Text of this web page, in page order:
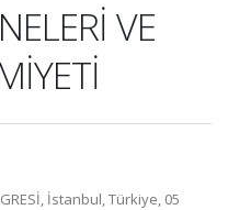
VE
İstanbul, Türkiye, 05